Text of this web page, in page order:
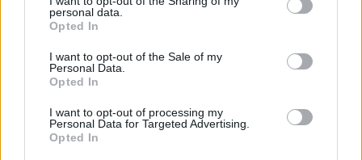
personal data.
Opted In
I want to opt-out of the Sale of my
Personal Data.
Opted In
I want to opt-out of processing my
Personal Data for Targeted Advertising.
Opted In
Elektrėnus ir kokį Tėvynės ilgesį jis jautė.
Jis vos 14 m. išvyko į Rusiją treniruotis. 16-os jau
žaidė Sovietų sąjungos aukščiausiosios lygos
stipriausios pasaulyje ledo ritulio lygos - NHL
žvaigžde.